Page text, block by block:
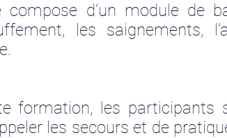
compose d’un module de
les saignements,
formation, les participants
les secours et de